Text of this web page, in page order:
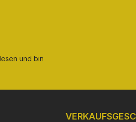
und bin